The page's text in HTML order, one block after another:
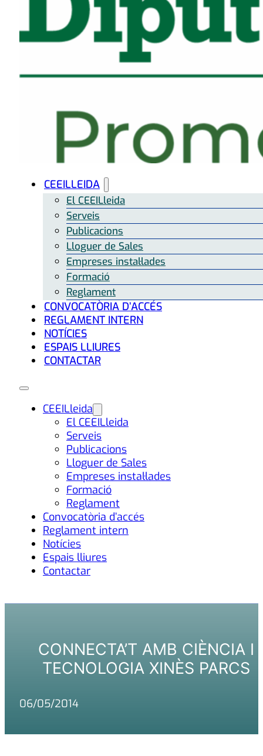
CEEILLEIDA
El CEEILleida
Serveis
Publicacions
Lloguer de Sales
Empreses instal·lades
Formació
Reglament
CONVOCATÒRIA D’ACCÉS
REGLAMENT INTERN
NOTÍCIES
ESPAIS LLIURES
CONTACTAR
CEEILleida
El CEEILleida
Serveis
Publicacions
Lloguer de Sales
Empreses instal·lades
Formació
Reglament
Convocatòria d’accés
Reglament intern
Notícies
Espais lliures
Contactar
CONNECTA’T AMB CIÈNCIA I
TECNOLOGIA XINÈS PARCS
06/05/2014